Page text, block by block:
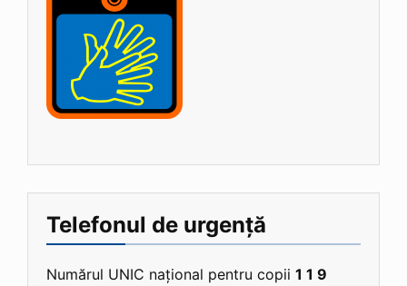
Telefonul de urgență
Numărul UNIC național pentru copii 1 1 9